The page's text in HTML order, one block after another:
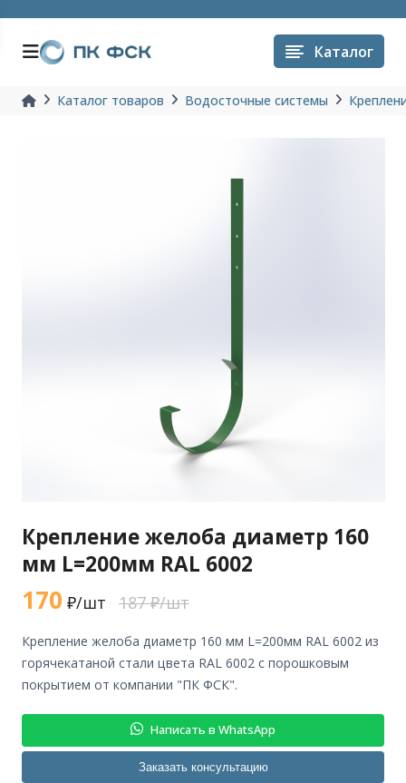
Каталог
Каталог товаров Водосточные системы
Крепление желоба диаметр 160
мм L=200мм RAL 6002
170 ₽/шт 187 ₽/шт
крепление желоба диаметр 160 мм L=200мм RAL 6002 из
горячекатаной стали цвета RAL 6002 с порошковым
покрытием от компании "ПК ФСК".
Написать в WhatsApp
Заказать консультацию